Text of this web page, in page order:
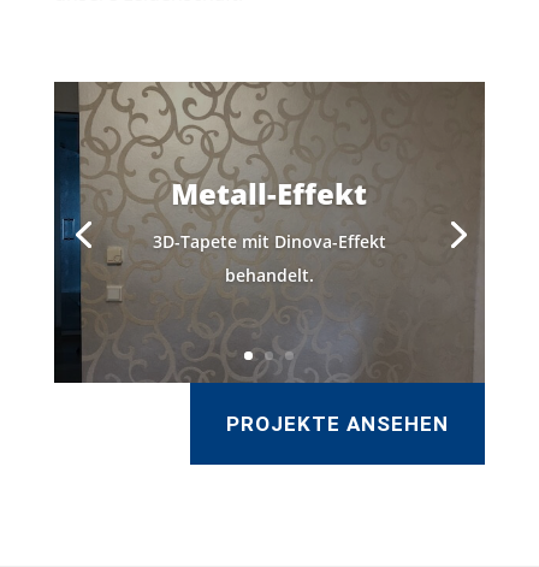
Metall-Effekt
3D-Tapete mit Dinova-Effekt
behandelt.
PROJEKTE ANSEHEN